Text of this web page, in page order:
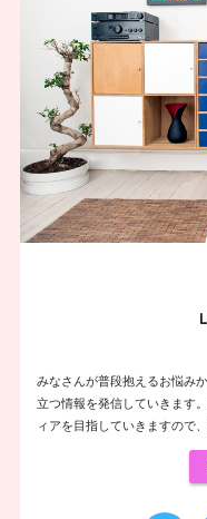
みなさんが普段抱えるお悩み
立つ情報を発信していきます
ィアを目指していきますので